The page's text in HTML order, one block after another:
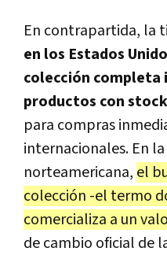
En contrapartida, la
en los Estados
colección
productos con
para compras
internacionales. En
norteamericana, el
colección -el termo
comercializa a un
de cambio oficial de